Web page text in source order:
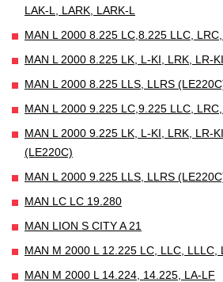
LAK-L, LARK, LARK-L
MAN L 2000 8.225 LC,8.225 LLC,
MAN L 2000 8.225 LK, L-KI, LRK, LR-
MAN L 2000 8.225 LLS, LLRS
MAN L 2000 9.225 LC,9.225 LLC,
MAN L 2000 9.225 LK, L-KI, LRK, LR-
(LE220C)
MAN L 2000 9.225 LLS, LLRS
MAN LC LC 19.280
MAN LION S CITY A 21
MAN M 2000 L 12.225 LC, LLC, LLLC,
MAN M 2000 L 14.224, 14.225, LA-LF